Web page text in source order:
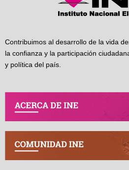
Contribuimos al desarrollo de la vida
la confianza y la participación
y política del país.